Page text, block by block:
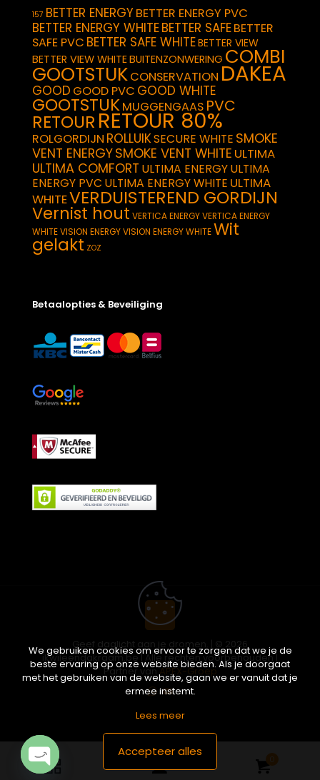
157 BETTER ENERGYBETTER ENERGY PVC
BETTER ENERGY WHITEBETTER SAFEBETTER
SAFE PVC BETTER SAFE WHITEBETTER VIEW
BETTER VIEW WHITEBUITENZONWERING COMBI
GOOTSTUKCONSERVATION DAKEA
GOOD GOOD PVC GOOD WHITE
GOOTSTUKMUGGENGAAS PVC
RETOUR RETOUR 80%
ROLGORDIJN ROLLUIKSECURE WHITE SMOKE
VENT ENERGYSMOKE VENT WHITE ULTIMA
ULTIMA COMFORT ULTIMA ENERGYULTIMA
ENERGY PVC ULTIMA ENERGY WHITE ULTIMA
WHITEVERDUISTEREND GORDIJN
Vernist hout VERTICA ENERGYVERTICA ENERGY
WHITEVISION ENERGYVISION ENERGY WHITEWit
gelakt ZOZ
Betaalopties & Beveiliging
Geef daglicht aan je dromen. | © 2026
ikwileendakraam.be | Alle rechten voorbehouden |
Partner vanAPEX-Groep
0
We gebruiken cookies om ervoor te zorgen dat we je de
beste ervaring op onze website bieden. Als je doorgaat
met het gebruiken van de website, gaan we er vanuit dat je
ermee instemt.
Lees meer
Accepteer alles